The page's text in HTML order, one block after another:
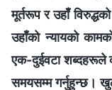
मूर्तरूप र उहाँ
उहाँको न्यायको
एक-दुईवटा शब्‍दहरूले
समयसम्म गर्नुहुन्छ।